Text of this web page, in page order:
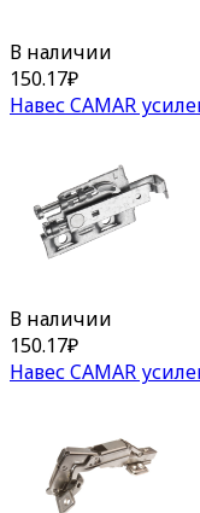
В наличии
150.17₽
Навес CAMAR
В наличии
150.17₽
Навес CAMAR